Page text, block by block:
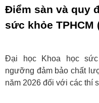
Điểm sàn và quy
sức khỏe TPHCM
Đại học Khoa học
ngưỡng đảm bảo chất
năm 2026 đối với các thí